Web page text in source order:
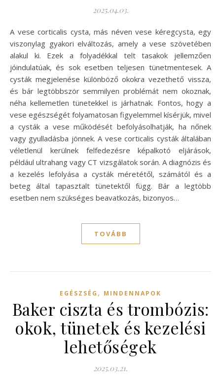
2025.04.03.
A vese corticalis cysta, más néven vese kéregcysta, egy
viszonylag gyakori elváltozás, amely a vese szövetében
alakul ki. Ezek a folyadékkal telt tasakok jellemzően
jóindulatúak, és sok esetben teljesen tünetmentesek. A
cysták megjelenése különböző okokra vezethető vissza,
és bár legtöbbször semmilyen problémát nem okoznak,
néha kellemetlen tünetekkel is járhatnak. Fontos, hogy a
vese egészségét folyamatosan figyelemmel kísérjük, mivel
a cysták a vese működését befolyásolhatják, ha nőnek
vagy gyulladásba jönnek. A vese corticalis cysták általában
véletlenül kerülnek felfedezésre képalkotó eljárások,
például ultrahang vagy CT vizsgálatok során. A diagnózis és
a kezelés lefolyása a cysták méretétől, számától és a
beteg által tapasztalt tünetektől függ. Bár a legtöbb
esetben nem szükséges beavatkozás, bizonyos…
TOVÁBB
EGÉSZSÉG , MINDENNAPOK
Baker ciszta és trombózis:
okok, tünetek és kezelési
lehetőségek
2025.03.21.